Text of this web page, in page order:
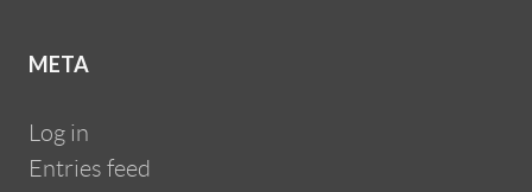
META
Log in
Entries feed